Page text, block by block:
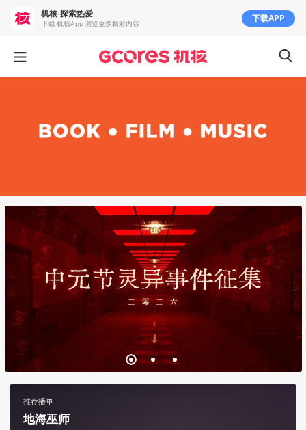
推荐播单
地海巫师
机核-探索热爱
下载 机核App 浏览更多精彩内容 下载APP